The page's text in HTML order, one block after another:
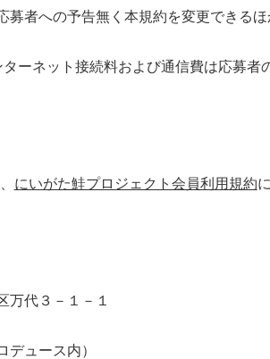
募者への予告無く本規約を変更できる
ーネット接続料および通信費は応募者
にいがた鮭プロジェクト会員利用規約
代３－１－１
ュース内）